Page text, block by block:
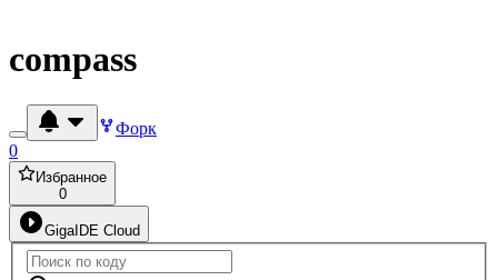
compass
Форк
0
Избранное
0
GigaIDE Cloud